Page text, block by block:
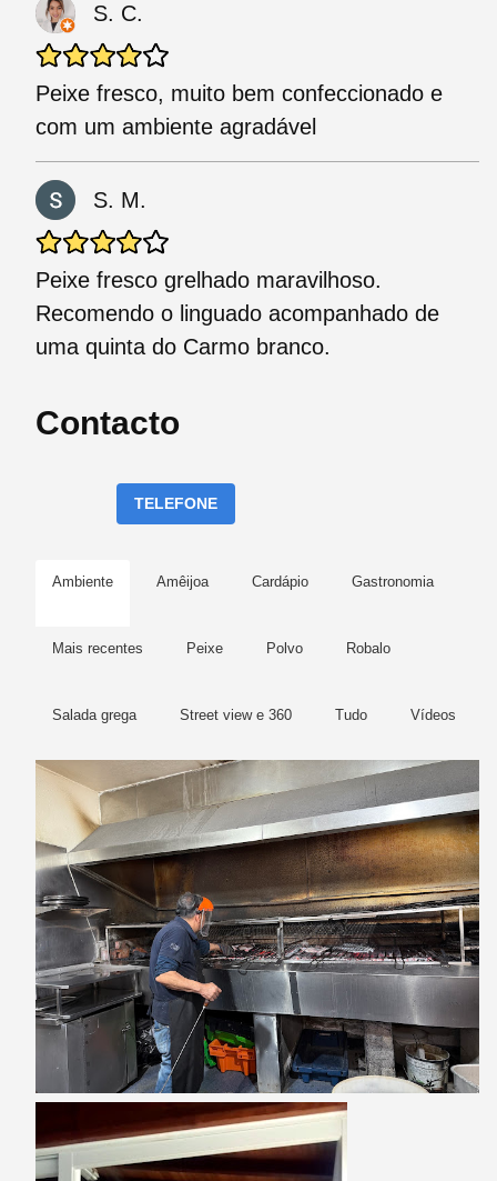
S. C.
Peixe fresco, muito bem confeccionado e
com um ambiente agradável
S. M.
Peixe fresco grelhado maravilhoso.
Recomendo o linguado acompanhado de
uma quinta do Carmo branco.
Contacto
TELEFONE
Ambiente Amêijoa Cardápio Gastronomia
Mais recentes Peixe Polvo Robalo
Salada grega Street view e 360 Tudo Vídeos